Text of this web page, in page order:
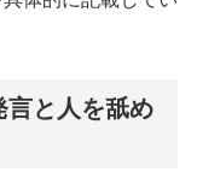
言と人を舐め